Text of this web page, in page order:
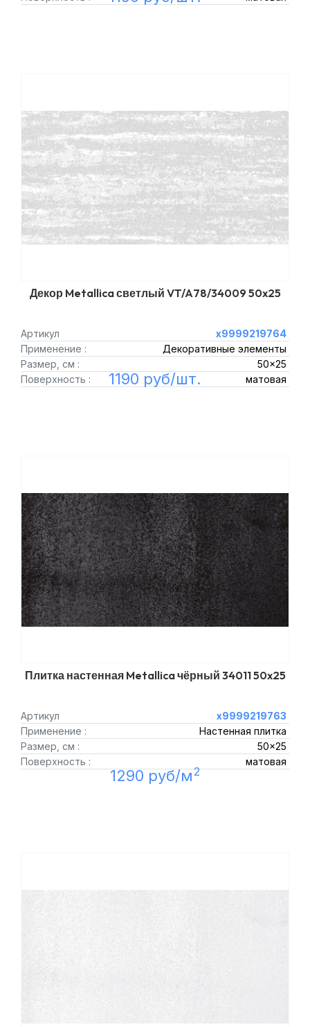
Декор Metallica светлый VT/A78/34009 50x25
Артикул
х9999219764
Применение :
Декоративные элементы
Размер, см :
50x25
Поверхность :
матовая
1190 руб/шт.
Плитка настенная Metallica чёрный 34011 50x25
Артикул
х9999219763
Применение :
Настенная плитка
Размер, см :
50x25
Поверхность :
матовая
1290 руб/м2